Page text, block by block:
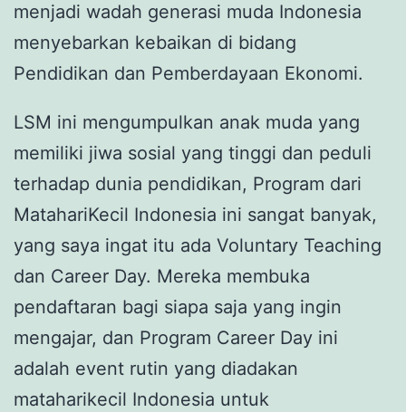
menjadi wadah generasi muda Indonesia
menyebarkan kebaikan di bidang
Pendidikan dan Pemberdayaan Ekonomi.
LSM ini mengumpulkan anak muda yang
memiliki jiwa sosial yang tinggi dan peduli
terhadap dunia pendidikan, Program dari
MatahariKecil Indonesia ini sangat banyak,
yang saya ingat itu ada Voluntary Teaching
dan Career Day. Mereka membuka
pendaftaran bagi siapa saja yang ingin
mengajar, dan Program Career Day ini
adalah event rutin yang diadakan
mataharikecil Indonesia untuk